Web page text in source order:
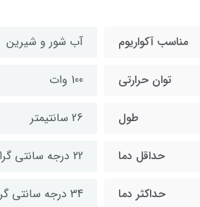
مناسب آکواریوم آب شور و شیرین
توان حرارتی 100 وات
طول 26 سانتیمتر
حداقل دما 22 درجه سانتی گراد
حداکثر دما 34 درجه سانتی گراد